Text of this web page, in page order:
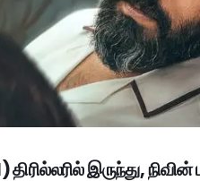
இருந்து, நிவின்